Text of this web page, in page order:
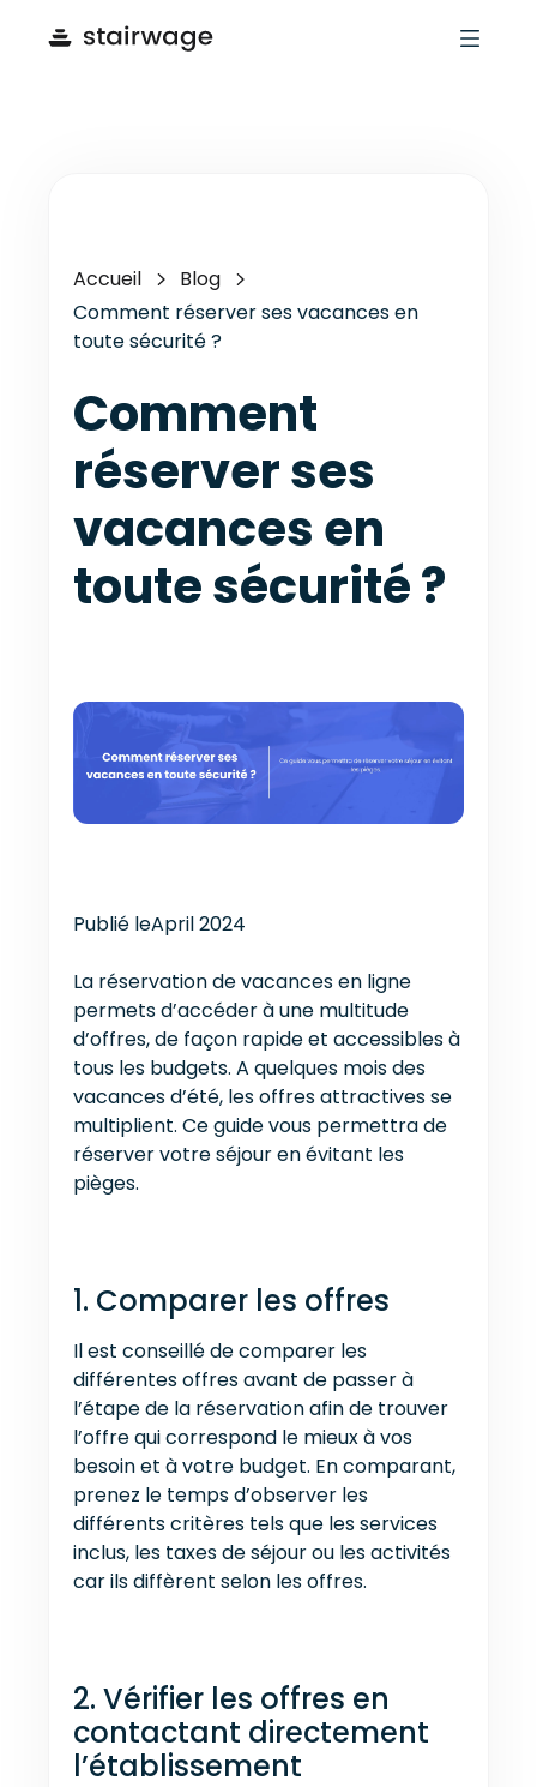
Accueil
Blog
Comment réserver ses vacances en
toute sécurité ?
Comment
réserver ses
vacances en
toute sécurité ?
Publié leApril 2024
La réservation de vacances en ligne
permets d’accéder à une multitude
d’offres, de façon rapide et accessibles à
tous les budgets. A quelques mois des
vacances d’été, les offres attractives se
multiplient. Ce guide vous permettra de
réserver votre séjour en évitant les
pièges.
1. Comparer les offres
Il est conseillé de comparer les
différentes offres avant de passer à
l’étape de la réservation afin de trouver
l’offre qui correspond le mieux à vos
besoin et à votre budget. En comparant,
prenez le temps d’observer les
différents critères tels que les services
inclus, les taxes de séjour ou les activités
car ils diffèrent selon les offres.
2. Vérifier les offres en
contactant directement
l’établissement